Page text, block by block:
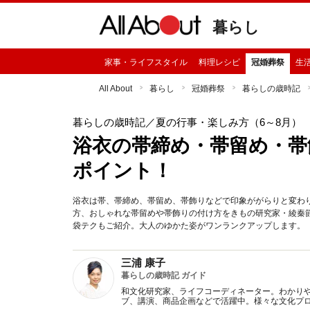
暮らし
家事・ライフスタイル 料理レシピ 冠婚葬祭 生
All About 暮らし 冠婚葬祭 暮らしの歳時記
暮らしの歳時記／夏の行事・楽しみ方（6～8月）
浴衣の帯締め・帯留め・
ポイント！
浴衣は帯、帯締め、帯留め、帯飾りなどで印象ががらりと変
方、おしゃれな帯留めや帯飾りの付け方をきもの研究家・綾
袋テクもご紹介。大人のゆかた姿がワンランクアップします。
三浦 康子
暮らしの歳時記 ガイド
和文化研究家、ライフコーディネーター。わかり
ブ、講演、商品企画などで活躍中。様々な文化プ